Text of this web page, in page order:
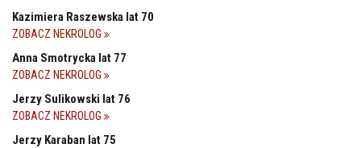
Kazimiera Raszewska lat 70
ZOBACZ NEKROLOG
Anna Smotrycka lat 77
ZOBACZ NEKROLOG
Jerzy Sulikowski lat 76
ZOBACZ NEKROLOG
Jerzy Karaban lat 75